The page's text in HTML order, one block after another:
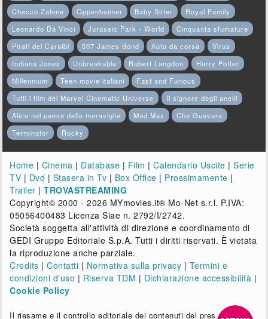
Checco Zalone
Oppenheimer Baby Sitter
Royal Family
Leonardo Da Vinci
Jurassic Park - World
Cinquanta sfumature
Pirati dei Caraibi
007 James Bond Auto da corsa
Virus
Indiana Jones
Unbreakable Robert Langdon
Harry Potter
Millennium
Teen movie italiani
Fast and Furious
Tutti i film del Marvel Cinematic Universe
Il signore degli anelli
Alice nel paese delle meraviglie
Mad Max
Che Guevara
Terminator
Rocky
Home | Cinema | Database | Film |Calendario Uscite |Serie
TV | Dvd | Stasera in Tv | Box Office | Prossimamente |
Trailer |TROVASTREAMING
Copyright© 2000 - 2026 MYmovies.it® Mo-Net s.r.l. P.IVA:
05056400483 Licenza Siae n. 2792/I/2742.
Società soggetta all'attività di direzione e coordinamento di
GEDI Gruppo Editoriale S.p.A. Tutti i diritti riservati. È vietata
la riproduzione anche parziale.
Credits |Contatti | Normativa sulla privacy | Termini e
condizioni d'uso | Riserva TDM | Dichiarazione accessibilità |
Cookie Policy
Il riesame e il controllo editoriale dei contenuti del presente sito